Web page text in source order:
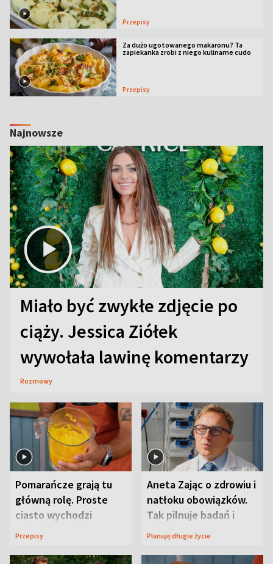
Przepisy
Za dużo ugotowanego makaronu? Ta
zapiekanka zrobi z niego kulinarne cudo
Przepisy
Najnowsze
Miało być zwykłe zdjęcie po
ciąży. Jessica Ziółek
wywołała lawinę komentarzy
Rozmowy
Pomarańcze grają tu
główną rolę. Proste
ciasto wychodzi
wyjątkowo wilgotne
Przepisy
Aneta Zając o zdrowiu i
natłoku obowiązków.
Tak pilnuje badań i
wizyt
Planuję długie życie